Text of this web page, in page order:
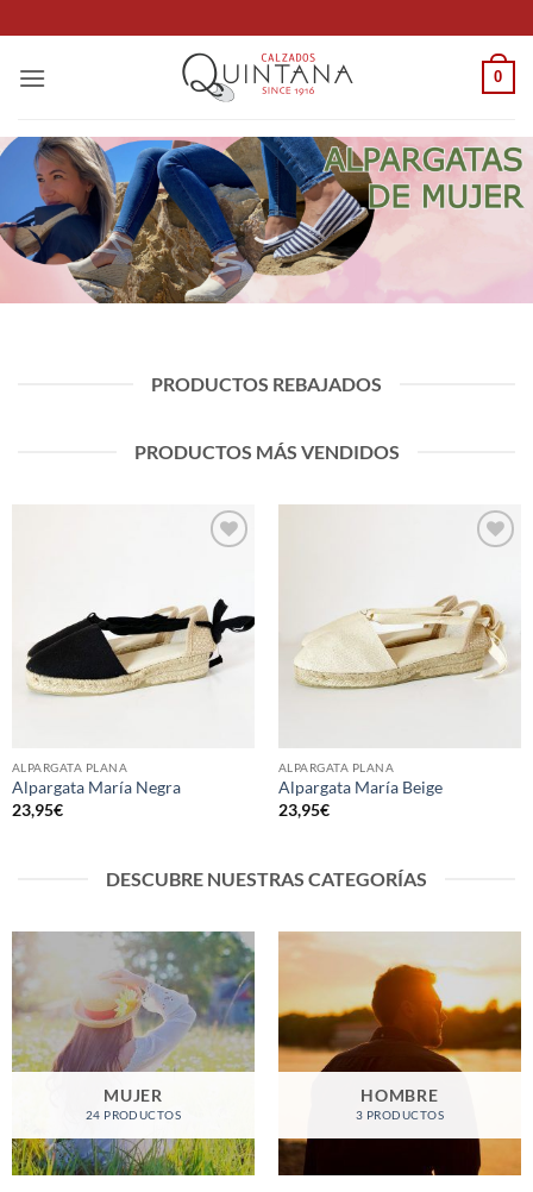
al
contenido
0
VER PRODUCTOS
PRODUCTOS REBAJADOS
PRODUCTOS MÁS VENDIDOS
lista de
deseos
ALPARGATA PLANA
Alpargata María Negra
23,95€
lista de
deseos
ALPARGATA PLANA
Alpargata María Beige
23,95€
DESCUBRE NUESTRAS CATEGORÍAS
MUJER
24 PRODUCTOS
HOMBRE
3 PRODUCTOS